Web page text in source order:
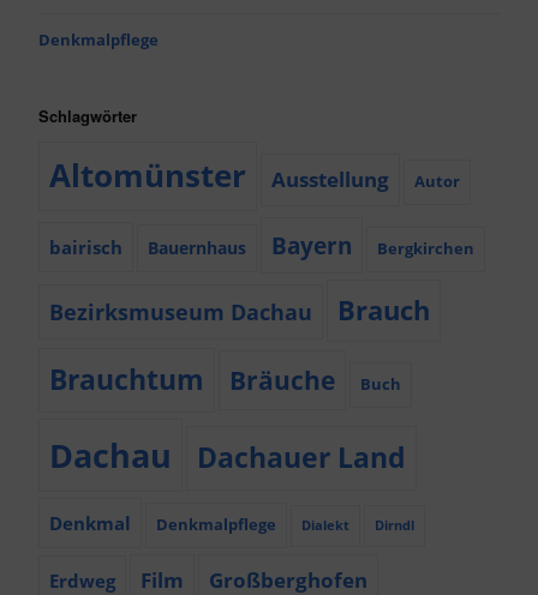
Denkmalpflege
Schlagwörter
Altomünster Ausstellung Autor
bairisch Bauernhaus Bayern Bergkirchen
Bezirksmuseum Dachau Brauch
Brauchtum Bräuche Buch
Dachau Dachauer Land
Denkmal Denkmalpflege Dialekt Dirndl
Erdweg Film Großberghofen